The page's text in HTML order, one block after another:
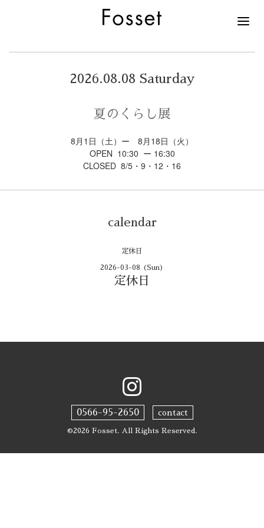
2026.08.08 Saturday
夏のくらし展
8月1日（土）ー 8月18日（火）
OPEN 10:30 ー 16:30
CLOSED 8/5・9・12・16
calendar
定休日
2026-03-08 (Sun)
定休日
0566-95-2650 contact
©2026 Fosset. All Rights Reserved.